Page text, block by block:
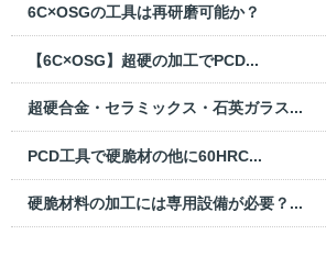
6C×OSGの工具は再研磨可能か？
【6C×OSG】超硬の加工でPCD...
超硬合金・セラミックス・石英ガラス...
PCD工具で硬脆材の他に60HRC...
硬脆材料の加工には専用設備が必要？...